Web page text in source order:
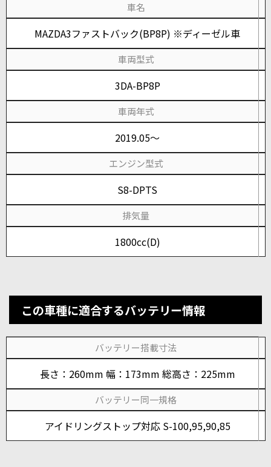
車名
MAZDA3ファストバック(BP8P) ※ディーゼル車
車両型式
3DA-BP8P
車両年式
2019.05～
エンジン型式
S8-DPTS
排気量
1800cc(D)
この車種に適合するバッテリー情報
バッテリー搭載寸法
長さ：260mm 幅：173mm 総高さ：225mm
バッテリー同一規格
アイドリングストップ対応 S-100,95,90,85